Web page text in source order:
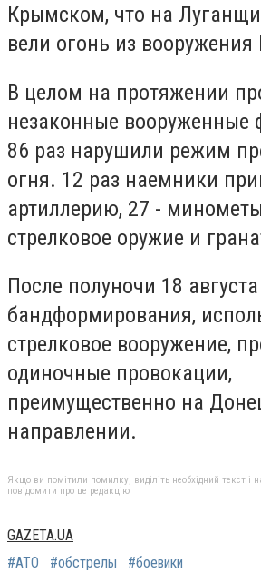
Крымском, что на
вели огонь из
В целом на протяжении
незаконные вооруженные
86 раз нарушили режим
огня. 12 раз наемники
артиллерию, 27 -
стрелковое оружие и
После полуночи 18 августа
бандформирования,
стрелковое вооружение,
одиночные провокации,
преимущественно на
направлении.
Якщо ви помітили помилку, виділіть необхідний текст і
повідомити про це редакцію
GAZETA.UA
#АТО
#обстрелы #боевики